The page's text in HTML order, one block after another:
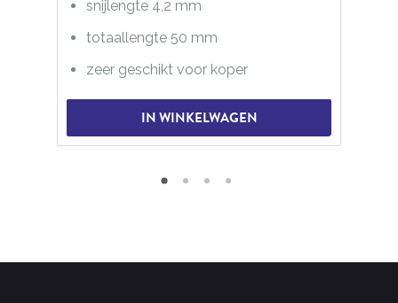
snijlengte 4,2 mm
totaallengte 50 mm
zeer geschikt voor koper
IN WINKELWAGEN